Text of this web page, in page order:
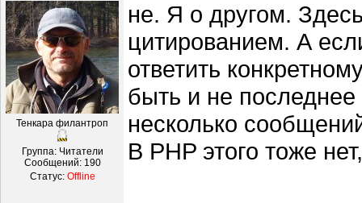
Тенкара филантроп
Группа: Читатели
Сообщений: 190
Статус: Offline
не. Я о другом.
цитированием. А
ответить
быть и не
несколько
В PHP этого тоже